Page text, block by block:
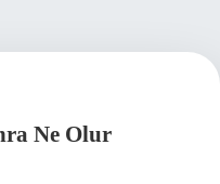
Ne Olur